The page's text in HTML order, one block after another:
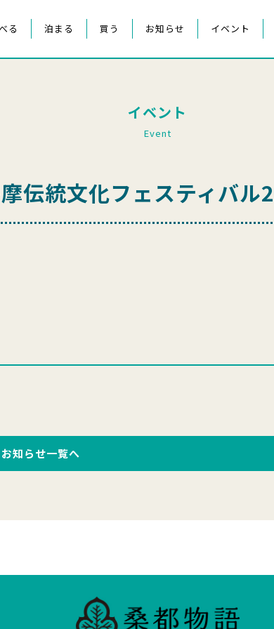
る 泊まる 買う お知らせ イベント
イベント
Event
伝統文化フェスティバル
お知らせ一覧へ